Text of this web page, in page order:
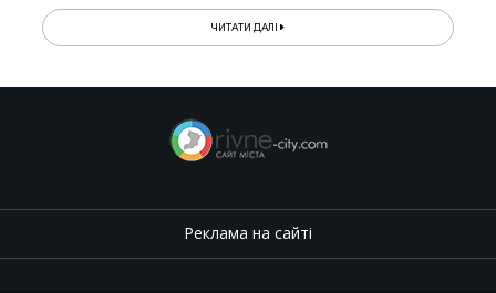
ЧИТАТИ ДАЛІ
Реклама на сайті